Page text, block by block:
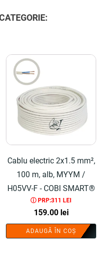
Cablu electric 2x1.5 mm²,
100 m, alb, MYYM /
H05VV-F - COBI SMART®
ⓘ PRP:311 LEI
159.00 lei
ADAUGĂ ÎN COȘ